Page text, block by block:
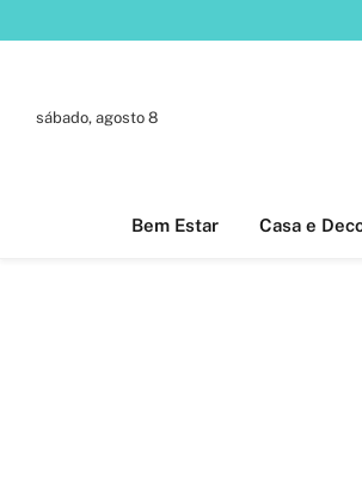
sábado, agosto 8
Bem Estar Casa e